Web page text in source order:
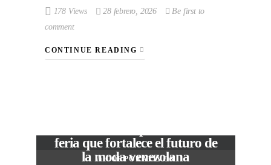
178 Views 28 febrero, 2026
Be first to
comment
CONTINUE READING
In CORPORATIVOS
feria que fortalece el futuro de
la moda venezolana